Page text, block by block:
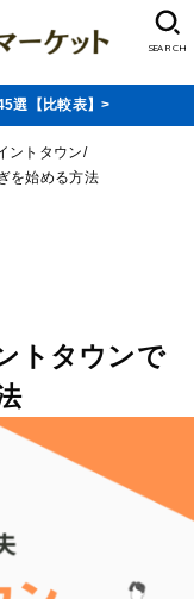
SEARCH
選【比較表】>
ントタウン
を始める方法
トタウンで